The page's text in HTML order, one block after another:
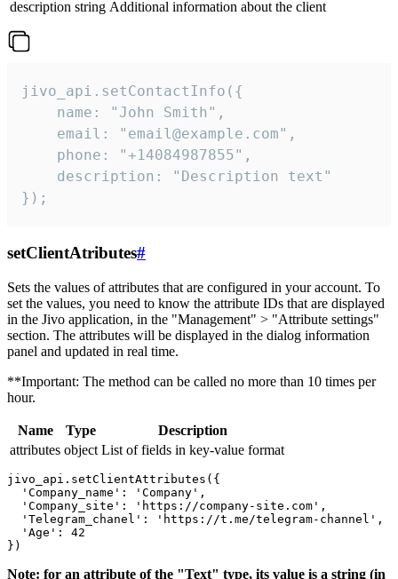
description string Additional information about the client
jivo_api.setContactInfo({
    name: "John Smith",
    email: "email@example.com",
    phone: "+14084987855",
    description: "Description text"
});
setClientAtributes#
Sets the values ​​of attributes that are configured in your account. To
set the values, you need to know the attribute IDs that are displayed
in the Jivo application, in the "Management" > "Attribute settings"
section. The attributes will be displayed in the dialog information
panel and updated in real time.
**Important: The method can be called no more than 10 times per
hour.
Name Type
Description
attributes object List of fields in key-value format
jivo_api.setClientAttributes({
  'Company_name': 'Company',
  'Company_site': 'https://company-site.com',
  'Telegram_chanel': 'https://t.me/telegram-channel',
  'Age': 42
Note: for an attribute of the "Text" type, its value is a string (in